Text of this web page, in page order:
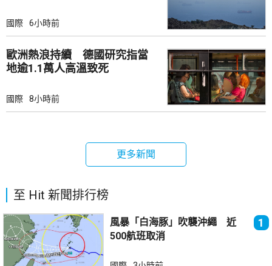
國際 6小時前
歐洲熱浪持續 德國研究指當
地逾1.1萬人高溫致死
國際 8小時前
更多新聞
至 Hit 新聞排行榜
風暴「白海豚」吹襲沖繩 近
500航班取消
1